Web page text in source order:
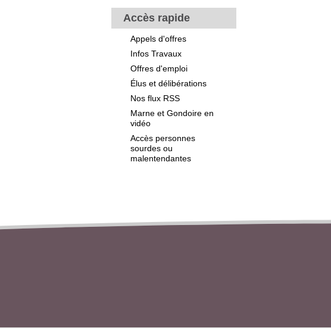
Accès rapide
Appels d'offres
Infos Travaux
Offres d'emploi
Élus et délibérations
Nos flux RSS
Marne et Gondoire en
vidéo
Accès personnes
sourdes ou
malentendantes